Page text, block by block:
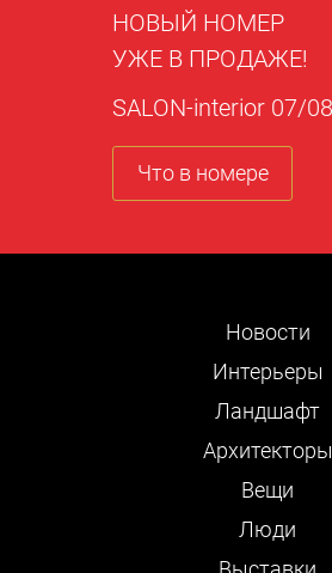
НОВЫЙ НОМЕР
УЖЕ В ПРОДАЖЕ!
SALON-interior 07/
Что в номере
Новости
Интерьеры
Ландшафт
Архитекторы
Вещи
Люди